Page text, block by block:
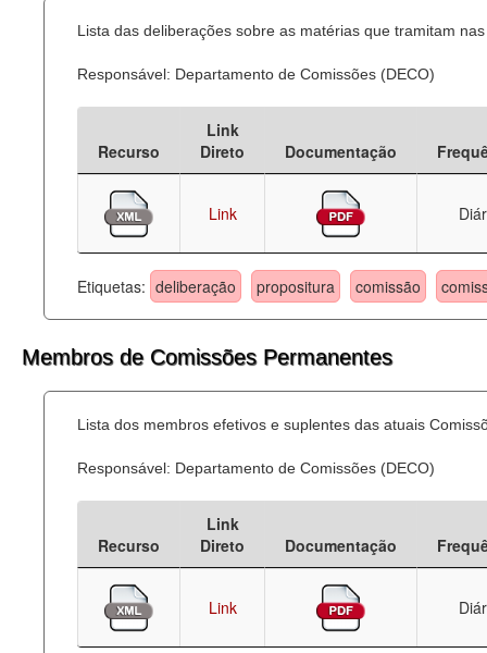
Lista das deliberações sobre as matérias que tramitam
Responsável: Departamento de Comissões (DECO)
Recurso
Link
Direto
Documentação
Link
Etiquetas: deliberação propositura comissão
Membros de Comissões Permanentes
Lista dos membros efetivos e suplentes das atuais
Responsável: Departamento de Comissões (DECO)
Recurso
Link
Direto
Documentação
Link